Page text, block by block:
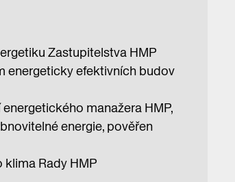
Zastupitelstva HMP
energeticky efektivních budov
manažera HMP,
energie, pověřen
Rady HMP